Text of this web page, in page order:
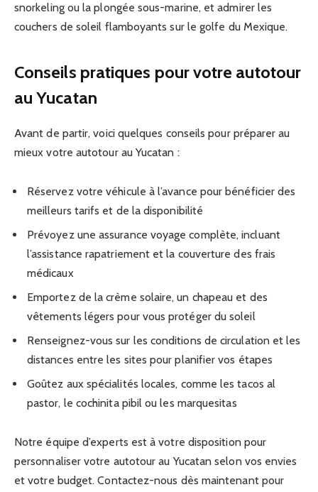
snorkeling ou la plongée sous-marine, et admirer les
couchers de soleil flamboyants sur le golfe du Mexique.
Conseils pratiques pour votre autotour
au Yucatan
Avant de partir, voici quelques conseils pour préparer au
mieux votre autotour au Yucatan :
Réservez votre véhicule à l’avance pour bénéficier des
meilleurs tarifs et de la disponibilité
Prévoyez une assurance voyage complète, incluant
l’assistance rapatriement et la couverture des frais
médicaux
Emportez de la crème solaire, un chapeau et des
vêtements légers pour vous protéger du soleil
Renseignez-vous sur les conditions de circulation et les
distances entre les sites pour planifier vos étapes
Goûtez aux spécialités locales, comme les tacos al
pastor, le cochinita pibil ou les marquesitas
Notre équipe d’experts est à votre disposition pour
personnaliser votre autotour au Yucatan selon vos envies
et votre budget. Contactez-nous dès maintenant pour